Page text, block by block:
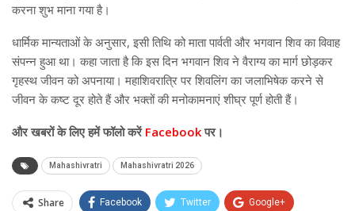
करना शुभ माना गया है।
धार्मिक मान्यताओं के अनुसार, इसी तिथि को माता पार्वती और भगवान शिव का विवाह
संपन्न हुआ था। कहा जाता है कि इस दिन भगवान शिव ने वैराग्य का मार्ग छोड़कर
गृहस्थ जीवन को अपनाया। महाशिवरात्रि पर शिवलिंग का जलाभिषेक करने से
जीवन के कष्ट दूर होते हैं और भक्तों की मनोकामनाएं शीघ्र पूर्ण होती हैं।
औरखबरों के लिए हमें फॉलो करेंFacebookपर।
Mahashivratri Mahashivratri 2026
Share Facebook Twitter Google+